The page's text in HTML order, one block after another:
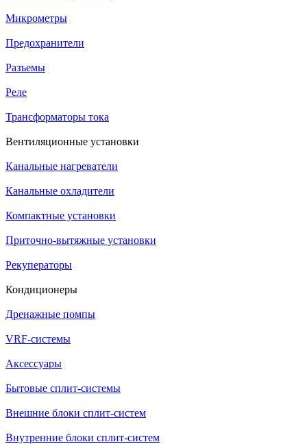
Микрометры
Предохранители
Разъемы
Реле
Трансформаторы тока
Вентиляционные установки
Канальные нагреватели
Канальные охладители
Компактные установки
Приточно-вытяжные установки
Рекуператоры
Кондиционеры
Дренажные помпы
VRF-системы
Аксессуары
Бытовые сплит-системы
Внешние блоки сплит-систем
Внутренние блоки сплит-систем